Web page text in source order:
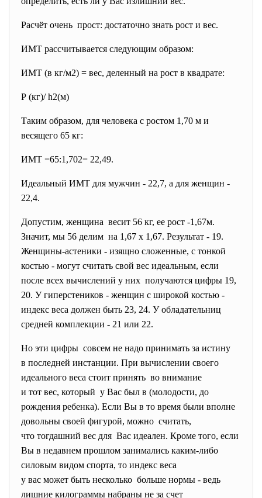
Расчёт очень прост: достаточно знать рост и вес.
ИМТ рассчитывается следующим образом:
ИМТ (в кг/м2) = вес, деленный на рост в квадрате:
Р (кг)/ h2(м)
Таким образом, для человека с ростом 1,70 м и
весящего 65 кг:
ИМТ =65:1,702= 22,49.
Идеальный ИМТ для мужчин - 22,7, а для женщин -
22,4.
Допустим, женщина весит 56 кг, ее рост -1,67м.
Значит, мы 56 делим на 1,67 х 1,67. Результат - 19.
Женщины-астеники - изящно сложенные, с тонкой
костью - могут считать свой вес идеальным, если
после всех вычислений у них получаются цифры 19,
20. У гиперстеников - женщин с широкой костью -
индекс веса должен быть 23, 24. У обладательниц
средней комплекции - 21 или 22.
Но эти цифры совсем не надо принимать за истину
в последней инстанции. При вычислении своего
идеального веса стоит принять во внимание
и тот вес, который у Вас был в (молодости, до
рождения ребенка). Если Вы в то время были вполне
довольны своей фигурой, можно считать,
что тогдашний вес для Вас идеален. Кроме того, если
Вы в недавнем прошлом занимались каким-либо
силовым видом спорта, то индекс веса
у вас может быть несколько больше нормы - ведь
лишние килограммы набраны не за счет